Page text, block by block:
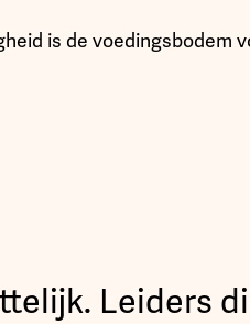
is de voedingsbodem
Leiders